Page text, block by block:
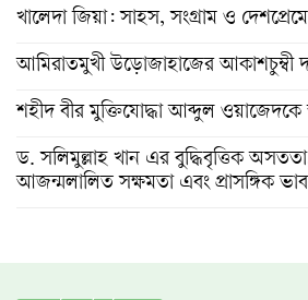
খালেদা জিয়া: সাহস, সংগ্রাম ও
আমিরাতমুখী উড়োজাহাজের আকাশচুম্বী
শহীদ বীর মুক্তিযোদ্ধা আব্দুল ওয়াজেদকে
ড. সলিমুল্লাহ খান এর বুদ্ধিবৃত্তিক
আজন্মলালিত সক্ষমতা এবং প্রাসঙ্গিক